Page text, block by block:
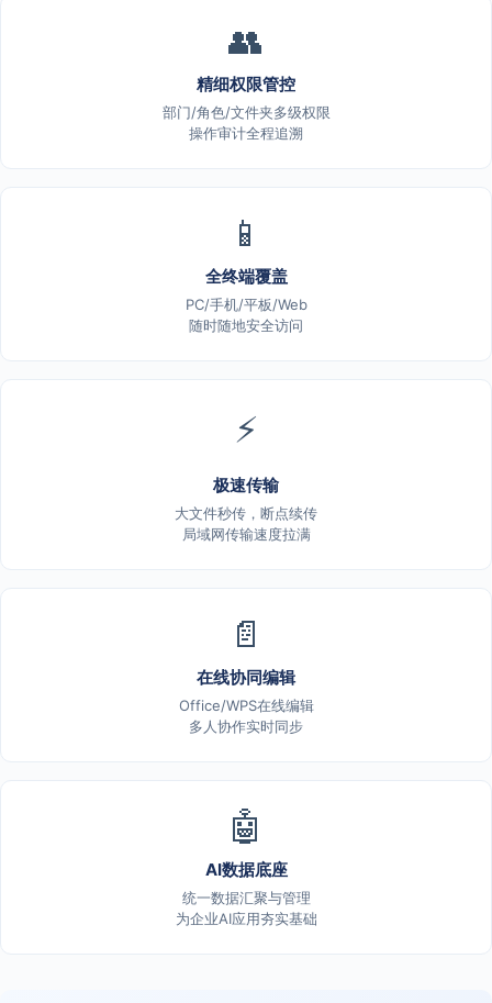
👥
精细权限管控
部门/角色/文件夹多级权限
操作审计全程追溯
📱
全终端覆盖
PC/手机/平板/Web
随时随地安全访问
⚡
极速传输
大文件秒传，断点续传
局域网传输速度拉满
📄
在线协同编辑
Office/WPS在线编辑
多人协作实时同步
🤖
AI数据底座
统一数据汇聚与管理
为企业AI应用夯实基础